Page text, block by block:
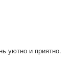
уютно и приятно.